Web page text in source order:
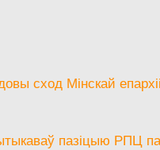
сход Мінскай
пазіцыю РПЦ